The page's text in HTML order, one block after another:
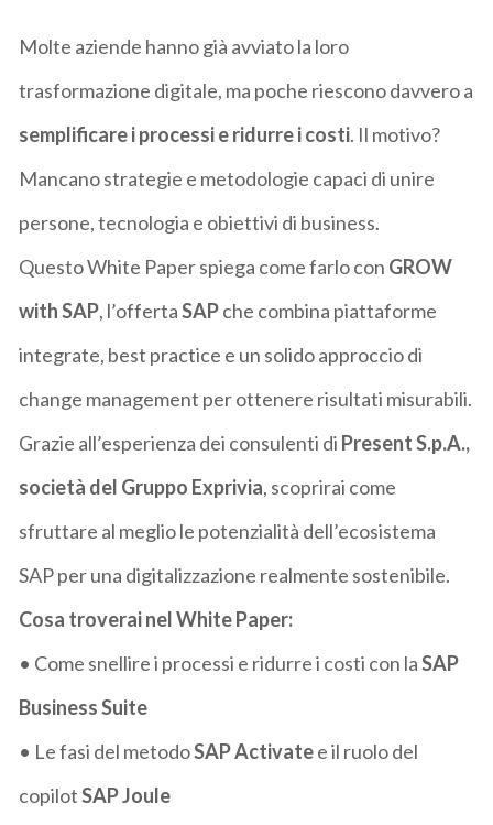
Molte aziende hanno già avviato la loro
trasformazione digitale, ma poche riescono davvero a
semplificare i processieridurre i costi. Il motivo?
Mancano strategie e metodologie capaci di unire
persone, tecnologia e obiettivi di business.
Questo White Paper spiega come farlo con GROW
with SAP, l’offertaSAPche combina piattaforme
integrate, best practice e un solido approccio di
change management per ottenere risultati misurabili.
Grazie all’esperienza dei consulenti di Present S.p.A.,
società del Gruppo Exprivia, scoprirai come
sfruttare al meglio le potenzialità dell’ecosistema
SAP per una digitalizzazione realmente sostenibile.
Cosa troverai nel White Paper:
• Come snellire i processi e ridurre i costi con laSAP
Business Suite
• Le fasi del metodoSAPActivatee il ruolo del
copilotSAP Joule